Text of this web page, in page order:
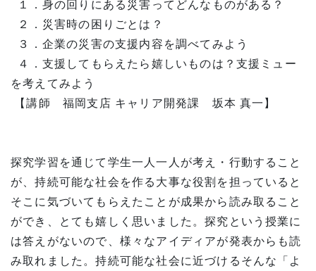
１．身の回りにある災害ってどんなものがある？
２．災害時の困りごとは？
３．企業の災害の支援内容を調べてみよう
４．支援してもらえたら嬉しいものは？支援ミュー
を考えてみよう
【講師 福岡支店 キャリア開発課 坂本 真一】
探究学習を通じて学生一人一人が考え・行動すること
が、持続可能な社会を作る大事な役割を担っていると
そこに気づいてもらえたことが成果から読み取ること
ができ、とても嬉しく思いました。探究という授業に
は答えがないので、様々なアイディアが発表からも読
み取れました。持続可能な社会に近づけるそんな「よ